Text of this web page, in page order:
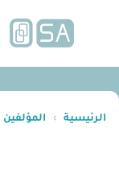
الرئيسية › المؤلفين